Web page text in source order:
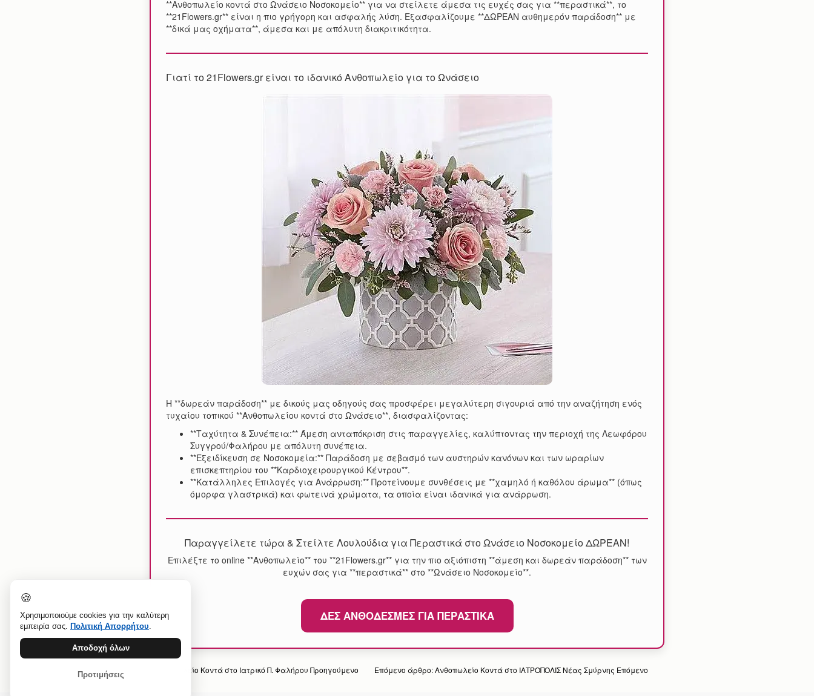
**Ανθοπωλείο κοντά στο Ωνάσειο Νοσοκομείο** για να στείλετε άμεσα τις ευχές σας για **περαστικά**, το
**21Flowers.gr** είναι η πιο γρήγορη και ασφαλής λύση. Εξασφαλίζουμε **ΔΩΡΕΑΝ αυθημερόν παράδοση** με
**δικά μας οχήματα**, άμεσα και με απόλυτη διακριτικότητα.
Γιατί το 21Flowers.gr είναι το ιδανικό Ανθοπωλείο για το Ωνάσειο
Η **δωρεάν παράδοση** με δικούς μας οδηγούς σας προσφέρει μεγαλύτερη σιγουριά από την αναζήτηση ενός
τυχαίου τοπικού **Ανθοπωλείου κοντά στο Ωνάσειο**, διασφαλίζοντας:
**Ταχύτητα & Συνέπεια:** Άμεση ανταπόκριση στις παραγγελίες, καλύπτοντας την περιοχή της Λεωφόρου
Συγγρού/Φαλήρου με απόλυτη συνέπεια.
**Εξειδίκευση σε Νοσοκομεία:** Παράδοση με σεβασμό των αυστηρών κανόνων και των ωραρίων
επισκεπτηρίου του **Καρδιοχειρουργικού Κέντρου**.
**Κατάλληλες Επιλογές για Ανάρρωση:** Προτείνουμε συνθέσεις με **χαμηλό ή καθόλου άρωμα** (όπως
όμορφα γλαστρικά) και φωτεινά χρώματα, τα οποία είναι ιδανικά για ανάρρωση.
Παραγγείλετε τώρα & Στείλτε Λουλούδια για Περαστικά στο Ωνάσειο Νοσοκομείο ΔΩΡΕΑΝ!
Επιλέξτε το online **Ανθοπωλείο** του **21Flowers.gr** για την πιο αξιόπιστη **άμεση και δωρεάν παράδοση** των
ευχών σας για **περαστικά** στο **Ωνάσειο Νοσοκομείο**.
ΔΕΣ ΑΝΘΟΔΈΣΜΕΣ ΓΙΑ ΠΕΡΑΣΤΙΚΆ
Προηγούμενο άρθρο: Ανθοπωλείο Κοντά στο Ιατρικό Π. Φαλήρου Προηγούμενο Επόμενο άρθρο: Ανθοπωλείο Κοντά στο ΙΑΤΡΟΠΟΛΙΣ Νέας Σμύρνης Επόμενο
🍪
Χρησιμοποιούμε cookies για την καλύτερη
εμπειρία σας. Πολιτική Απορρήτου.
Αποδοχή όλων
Προτιμήσεις